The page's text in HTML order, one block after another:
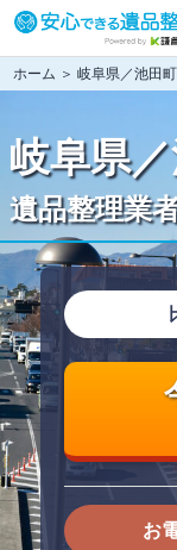
ホーム ＞ 岐阜県／池田
岐阜県
遺品整理業
お